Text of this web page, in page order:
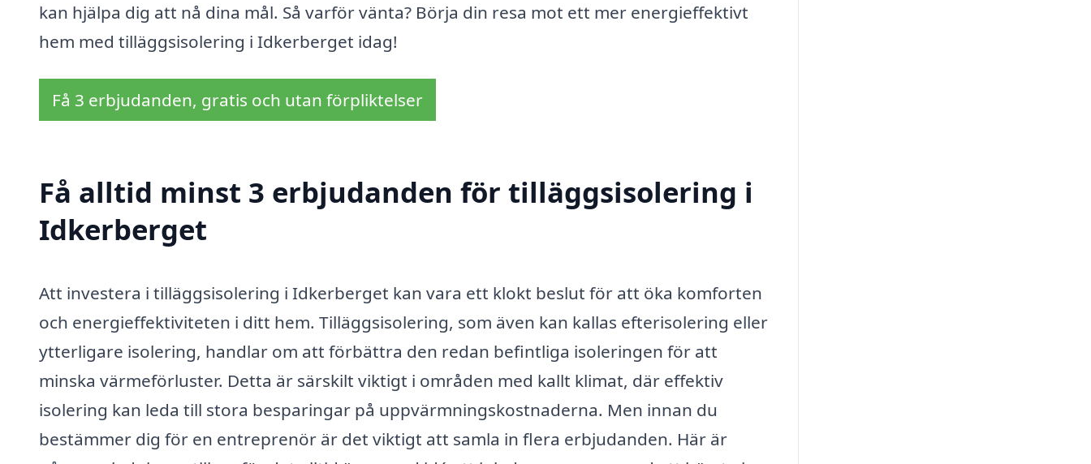
kan hjälpa dig att nå dina mål. Så varför vänta? Börja din resa mot ett mer energieffektivt
hem med tilläggsisolering i Idkerberget idag!
Få 3 erbjudanden, gratis och utan förpliktelser
Få alltid minst 3 erbjudanden för tilläggsisolering i
Idkerberget
Att investera i tilläggsisolering i Idkerberget kan vara ett klokt beslut för att öka komforten
och energieffektiviteten i ditt hem. Tilläggsisolering, som även kan kallas efterisolering eller
ytterligare isolering, handlar om att förbättra den redan befintliga isoleringen för att
minska värmeförluster. Detta är särskilt viktigt i områden med kallt klimat, där effektiv
isolering kan leda till stora besparingar på uppvärmningskostnaderna. Men innan du
bestämmer dig för en entreprenör är det viktigt att samla in flera erbjudanden. Här är